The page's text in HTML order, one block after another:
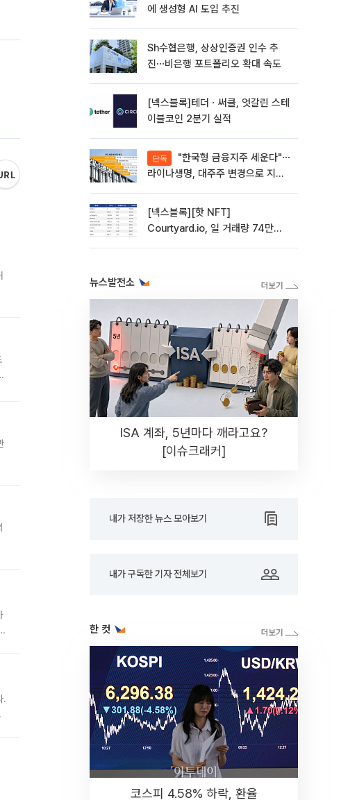
.
에 생성형 AI 도입 추진
Sh수협은행, 상상인증권 인수 추
진⋯비은행 포트폴리오 확대 속도
[넥스블록]테더ㆍ써클, 엇갈린 스테
이블코인 2분기 실적
단독
라이나생명, 대주주 변경으로 지주
[넥스블록][핫 NFT]
Courtyard.io, 일 거래량 74만
뉴스발전소
ISA 계좌, 5년마다 깨라고요?
[이슈크래커]
내가 저장한 뉴스 모아보기
내가 구독한 기자 전체보기
한 컷
코스피 4.58% 하락, 환율